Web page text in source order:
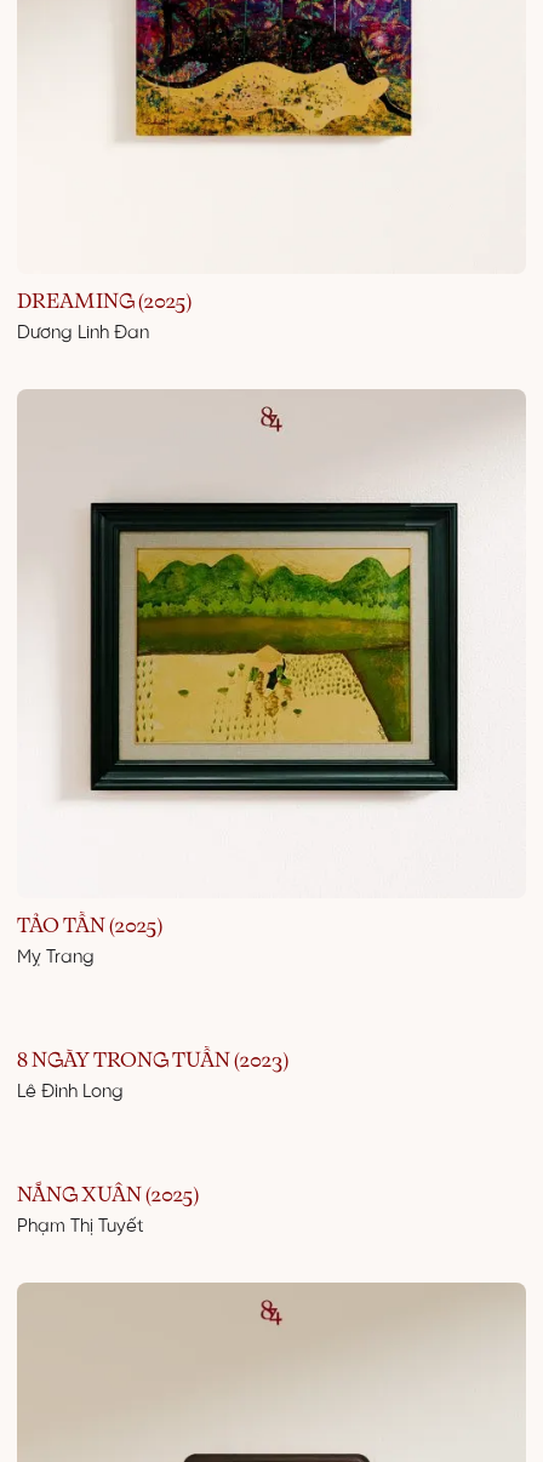
DREAMING (2025)
Dương Linh Đan
TẢO TẦN (2025)
Mỵ Trang
8 NGÀY TRONG TUẦN (2023)
Lê Đình Long
NẮNG XUÂN (2025)
Phạm Thị Tuyết